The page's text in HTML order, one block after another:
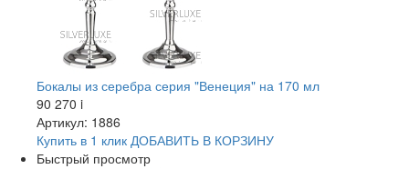
Бокалы из серебра серия "Венеция" на 170 мл
90 270 i
Артикул: 1886
Купить в 1 клик ДОБАВИТЬ В КОРЗИНУ
Быстрый просмотр